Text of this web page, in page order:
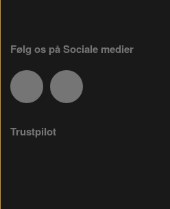
Følg os på Sociale medier
Trustpilot